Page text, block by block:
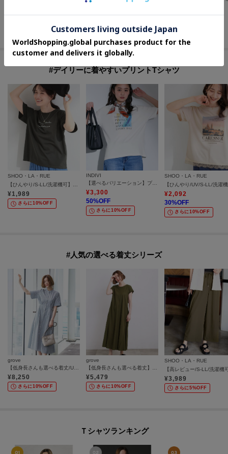
30%OFF
さらに10%OFF
30%OFF
30%OFF
#デイリーに着やすいプリントTシャツ
SHOO・LA・RUE
【ひんやり/S-LL/洗濯機可】真夏に着たい 大人のベーシックカラープリントTシャツ
¥1,989
さらに10%OFF
INDIVI
【選べるバリエーション】プリントTシャツ
¥3,300
50%OFF
さらに10%OFF
SHOO・LA・RUE
¥2,092
30%OFF
さらに10%OFF
#人気の選べる着丈シリーズ
grove
¥8,250
さらに10%OFF
grove
¥5,479
さらに10%OFF
SHOO・LA・RUE
¥3,989
さらに5%OFF
Ｔシャツランキング